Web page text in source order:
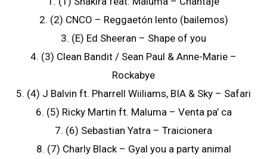
2. (2) CNCO – Reggaetón lento (bailemos)
3. (E) Ed Sheeran – Shape of you
4. (3) Clean Bandit / Sean Paul & Anne-Marie –
Rockabye
5. (4) J Balvin ft. Pharrell Wiiliams, BIA & Sky – Safari
6. (5) Ricky Martin ft. Maluma – Venta pa’ ca
7. (6) Sebastian Yatra – Traicionera
8. (7) Charly Black – Gyal you a party animal